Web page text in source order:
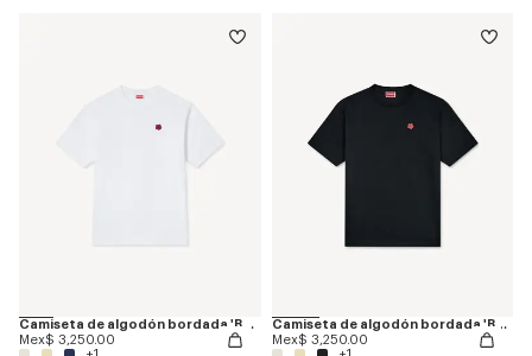
Camiseta de algodón bordada 'Boke Flower'
Mex$ 3,250.00
Camiseta de algodón bordada 'Boke Flower'
Mex$ 3,250.00